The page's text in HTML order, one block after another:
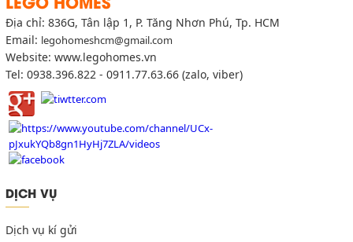
Địa chỉ: 836G, Tân lập 1, P. Tăng Nhơn Phú, Tp. HCM
Email: legohomeshcm@gmail.com
Website: www.legohomes.vn
Tel: 0938.396.822 - 0911.77.63.66 (zalo, viber)
DỊCH VỤ
Dịch vụ kí gửi